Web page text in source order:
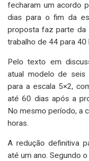
fecharam um acordo
dias para o fim da
proposta faz parte da
trabalho de 44 para 40
Pelo texto em
atual modelo de seis
para a escala 5×2,
até 60 dias após a
No mesmo período, a
horas.
A redução definitiva
até um ano. Segundo